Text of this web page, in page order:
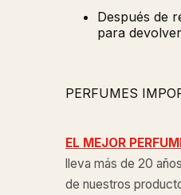
Después de
para
PERFUMES
EL MEJOR
lleva más de 20
de nuestros